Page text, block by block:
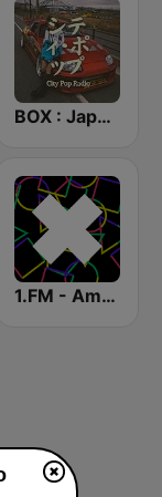
BOX : Japan City Pop -日本のシティポップ
1.FM - Amsterdam Trance